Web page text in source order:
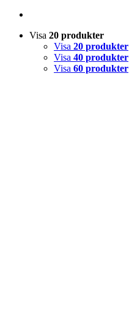
Visa 20 produkter
Visa 20 produkter
Visa 40 produkter
Visa 60 produkter